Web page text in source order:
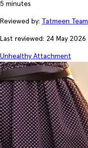
5 minutes
Reviewed by: Tatmeen Team
Last reviewed: 24 May 2026
Unhealthy Attachment